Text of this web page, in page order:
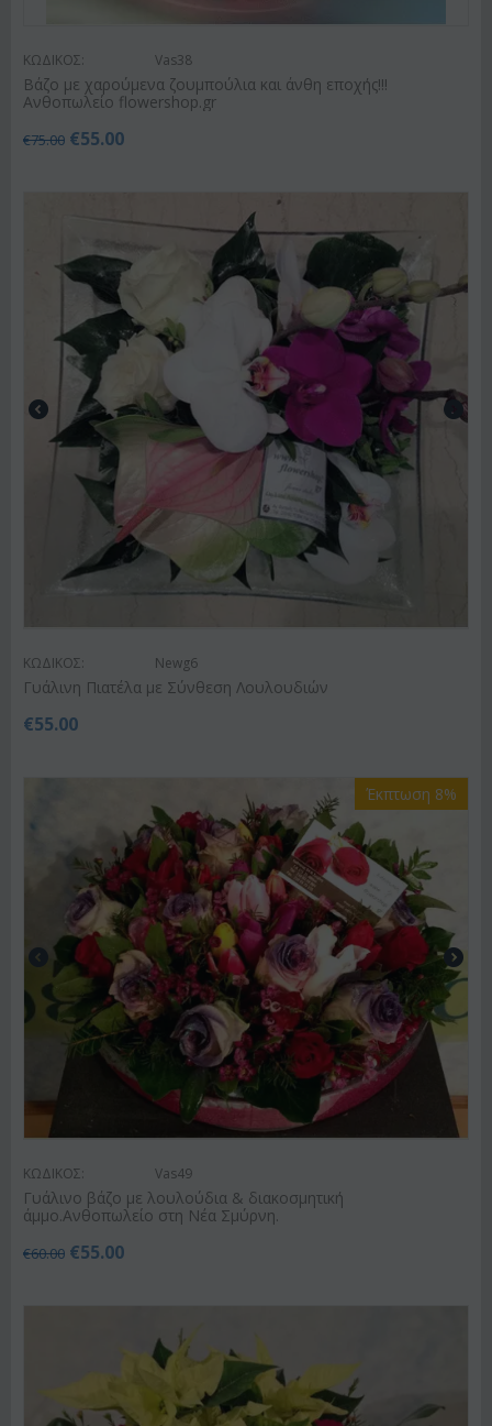
ΚΩΔΙΚΟΣ: Vas38
Βάζο με χαρούμενα ζουμπούλια και άνθη εποχής!!!
Ανθοπωλείο flowershop.gr
€75.00 €55.00
ΚΩΔΙΚΟΣ: Newg6
Γυάλινη Πιατέλα με Σύνθεση Λουλουδιών
€55.00
Έκπτωση 8%
ΚΩΔΙΚΟΣ: Vas49
Γυάλινο βάζο με λουλούδια & διακοσμητική
άμμο.Ανθοπωλείο στη Νέα Σμύρνη.
€60.00 €55.00